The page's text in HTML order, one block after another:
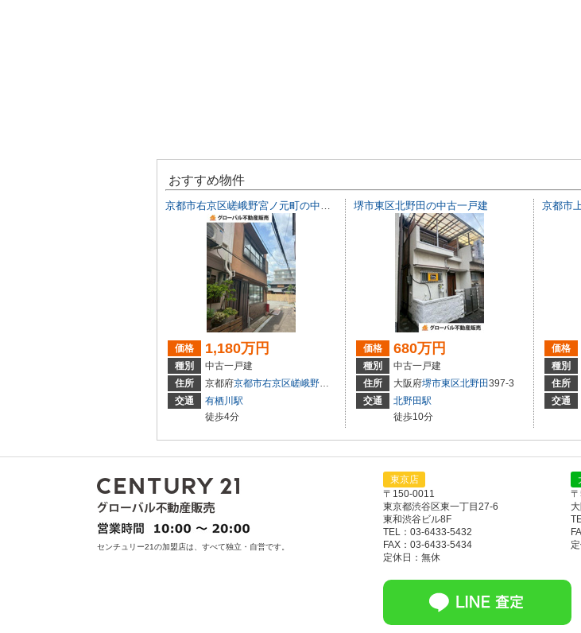
おすすめ物件
京都市右京区嵯峨野宮ノ元町の中古一戸建
価格 1,180万円
種別
中古一戸建
住所
京都府京都市右京区嵯峨野宮ノ元町
49-17
交通
有栖川駅
徒歩4分
堺市東区北野田の中古一戸建
価格 680万円
種別
中古一戸建
住所
大阪府堺市東区北野田397-3
交通
北野田駅
徒歩10分
京都市
価格
種別
住所
交通
センチュリー21の加盟店は、すべて独立・自営です。
東京店
〒150-0011
東京都渋谷区東一丁目27-6
東和渋谷ビル8F
TEL：03-6433-5432
FAX：03-6433-5434
定休日：無休